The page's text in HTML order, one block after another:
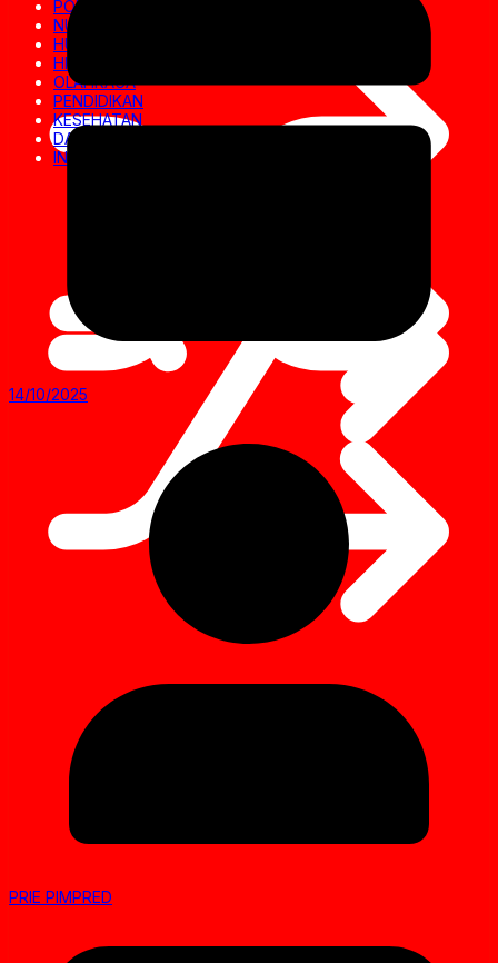
POLITIK
NUSANTARA
HUKRIM
HIBURAN
OLAHRAGA
PENDIDIKAN
KESEHATAN
DAERAH
INVESTIGASI
14/10/2025
PRIE PIMPRED